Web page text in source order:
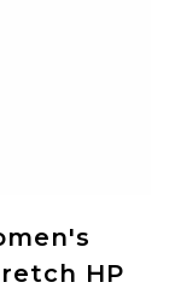
HP